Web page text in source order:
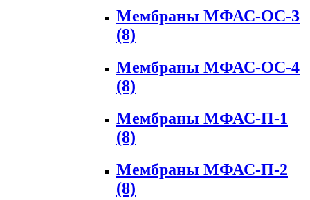
Мембраны МФАС-ОС-3
(8)
Мембраны МФАС-ОС-4
(8)
Мембраны МФАС-П-1
(8)
Мембраны МФАС-П-2
(8)